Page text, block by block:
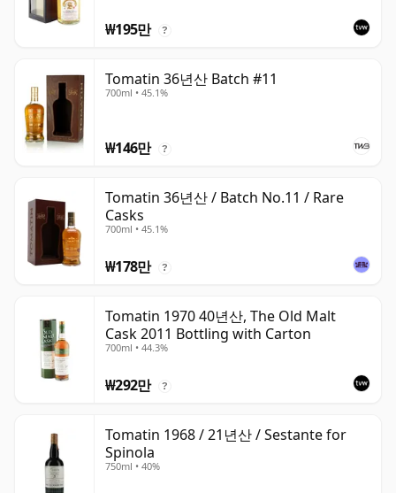
₩195만 ?
Tomatin 36년산 Batch #11
700ml • 45.1%
₩146만 ?
Tomatin 36년산 / Batch No.11 / Rare
Casks
700ml • 45.1%
₩178만 ?
Tomatin 1970 40년산, The Old Malt
Cask 2011 Bottling with Carton
700ml • 44.3%
₩292만 ?
Tomatin 1968 / 21년산 / Sestante for
Spinola
750ml • 40%